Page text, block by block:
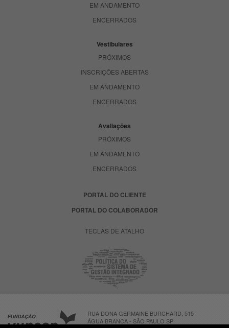
EM ANDAMENTO
ENCERRADOS
Vestibulares
PRÓXIMOS
INSCRIÇÕES ABERTAS
EM ANDAMENTO
ENCERRADOS
Avaliações
PRÓXIMOS
EM ANDAMENTO
ENCERRADOS
PORTAL DO CLIENTE
PORTAL DO COLABORADOR
TECLAS DE ATALHO
RUA DONA GERMAINE BURCHARD, 515
ÁGUA BRANCA - SÃO PAULO SP